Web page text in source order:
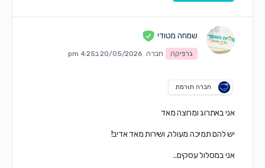
שמחה מטודי
גרפיקה חברה 20/05/2026 ב4:25 pm
חברה תורמת
אני באתרוג ומרוצה מאד
יש להם תמיכה מעולה, ושירות מאד אדיב!
אני במסלול עסקים..